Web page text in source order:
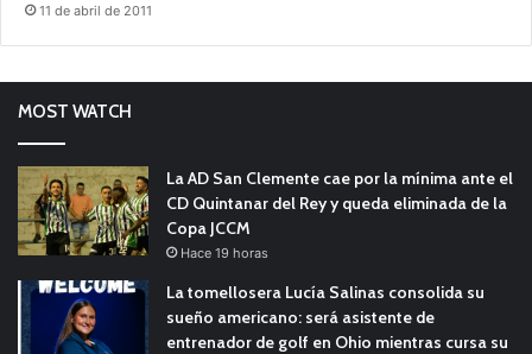
11 de abril de 2011
MOST WATCH
La AD San Clemente cae por la mínima ante el
CD Quintanar del Rey y queda eliminada de la
Copa JCCM
Hace 19 horas
La tomellosera Lucía Salinas consolida su
sueño americano: será asistente de
entrenador de golf en Ohio mientras cursa su